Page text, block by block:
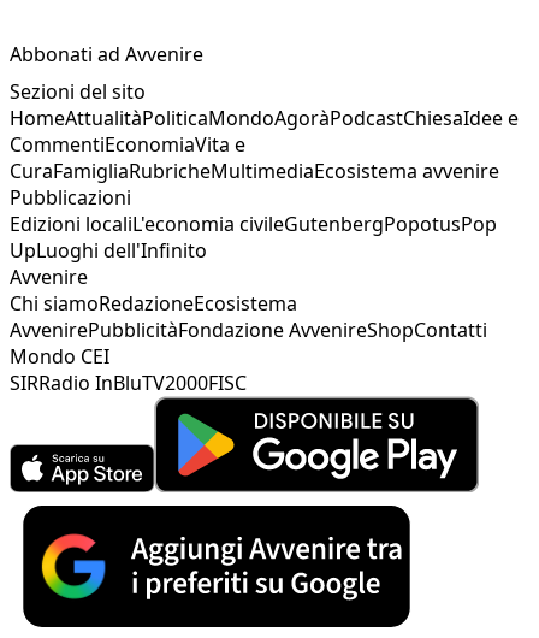
Abbonati ad Avvenire
Sezioni del sito
HomeAttualitàPoliticaMondoAgoràPodcastChiesaIdee e
CommentiEconomiaVita e
CuraFamigliaRubricheMultimediaEcosistema avvenire
Pubblicazioni
Edizioni localiL'economia civileGutenbergPopotusPop
UpLuoghi dell'Infinito
Avvenire
Chi siamoRedazioneEcosistema
AvvenirePubblicitàFondazione AvvenireShopContatti
Mondo CEI
SIRRadio InBluTV2000FISC